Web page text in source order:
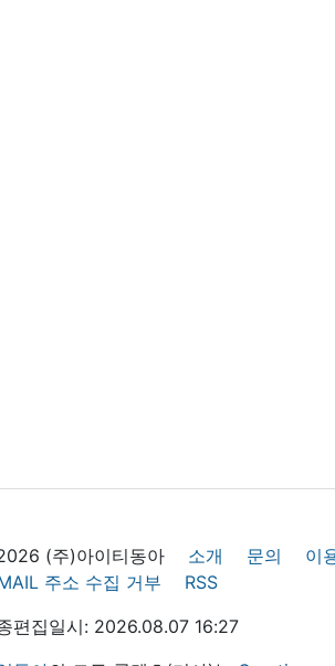
(주)아이티동아 소개 문의 이
주소 수집 거부
RSS
편집일시: 2026.08.07 16:27